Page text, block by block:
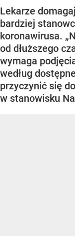
Lekarze
bardziej
koronawirusa.
od dłuższego
wymaga
według
przyczynić się
w stanowisku